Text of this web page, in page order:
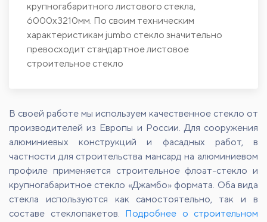
крупногабаритного листового стекла,
6000х3210мм. По своим техническим
характеристикам jumbo стекло значительно
превосходит стандартное листовое
строительное стекло
В своей работе мы используем качественное стекло от
производителей из Европы и России. Для сооружения
алюминиевых конструкций и фасадных работ, в
частности для строительства мансард на алюминиевом
профиле применяется строительное флоат-стекло и
крупногабаритное стекло «Джамбо» формата. Оба вида
стекла используются как самостоятельно, так и в
составе стеклопакетов. Подробнее о строительном